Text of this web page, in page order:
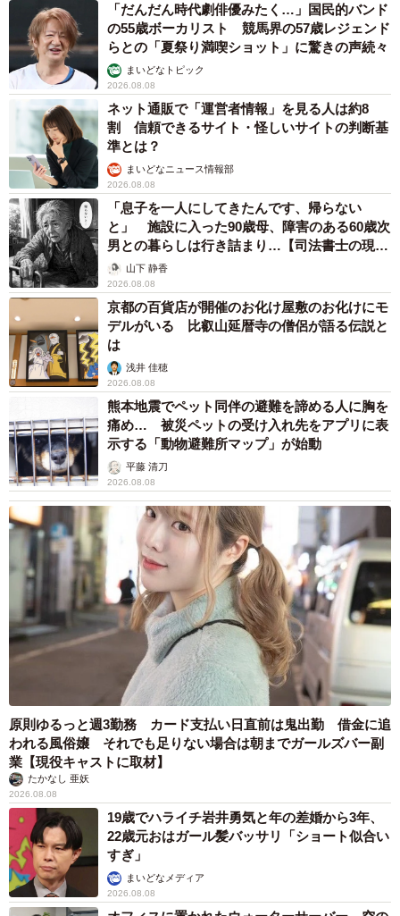
「だんだん時代劇俳優みたく…」国民的バンド
の55歳ボーカリスト 競馬界の57歳レジェンド
らとの「夏祭り満喫ショット」に驚きの声続々
まいどなトピック
2026.08.08
ネット通販で「運営者情報」を見る人は約8
割 信頼できるサイト・怪しいサイトの判断基
準とは？
まいどなニュース情報部
2026.08.08
「息子を一人にしてきたんです、帰らない
と」 施設に入った90歳母、障害のある60歳次
男との暮らしは行き詰まり…【司法書士の現場
から】山下 静香
2026.08.08
京都の百貨店が開催のお化け屋敷のお化けにモ
デルがいる 比叡山延暦寺の僧侶が語る伝説と
は
浅井 佳穂
2026.08.08
熊本地震でペット同伴の避難を諦める人に胸を
痛め… 被災ペットの受け入れ先をアプリに表
示する「動物避難所マップ」が始動
平藤 清刀
2026.08.08
原則ゆるっと週3勤務 カード支払い日直前は鬼出勤 借金に追
われる風俗嬢 それでも足りない場合は朝までガールズバー副
業【現役キャストに取材】
たかなし 亜妖
2026.08.08
19歳でハライチ岩井勇気と年の差婚から3年、
22歳元おはガール髪バッサリ「ショート似合い
すぎ」
まいどなメディア
2026.08.08